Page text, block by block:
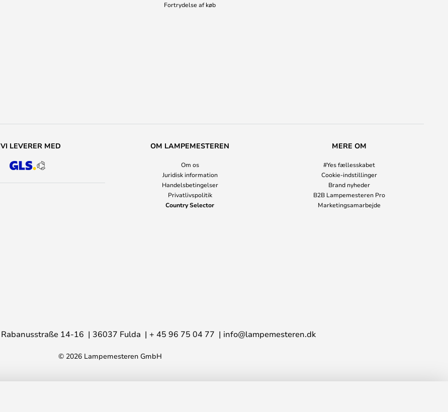
Fortrydelse af køb
VI LEVERER MED OM LAMPEMESTEREN
Om os
Juridisk information
Handelsbetingelser
Privatlivspolitik
Country Selector
MERE OM
#Yes fællesskabet
Cookie-indstillinger
Brand nyheder
B2B Lampemesteren Pro
Marketingsamarbejde
Rabanusstraße 14-16 36037 Fulda + 45 96 75 04 77 info@lampemesteren.dk
© 2026 Lampemesteren GmbH